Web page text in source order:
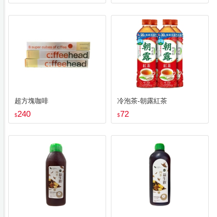
超方塊咖啡
$240
冷泡茶-朝露紅茶
$72